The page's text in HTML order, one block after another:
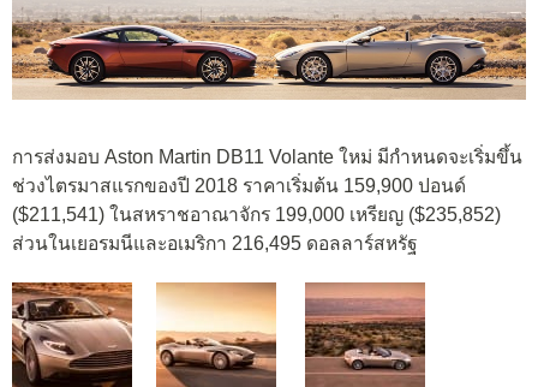
การส่งมอบ Aston Martin DB11 Volante ใหม่ มีกำหนดจะเริ่มขึ้น
ช่วงไตรมาสแรกของปี 2018 ราคาเริ่มต้น 159,900 ปอนด์
($211,541) ในสหราชอาณาจักร 199,000 เหรียญ ($235,852)
ส่วนในเยอรมนีและอเมริกา 216,495 ดอลลาร์สหรัฐ